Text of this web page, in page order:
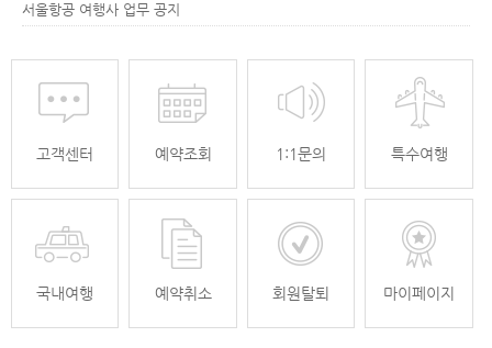
서울항공 여행사 업무 공지
고객센터 예약조회 1:1문의 특수여행
국내여행 예약취소 회원탈퇴 마이페이지